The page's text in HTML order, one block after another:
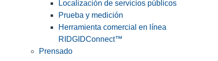
Localización de servicios públicos
Prueba y medición
Herramienta comercial en línea
RIDGIDConnect™
Prensado